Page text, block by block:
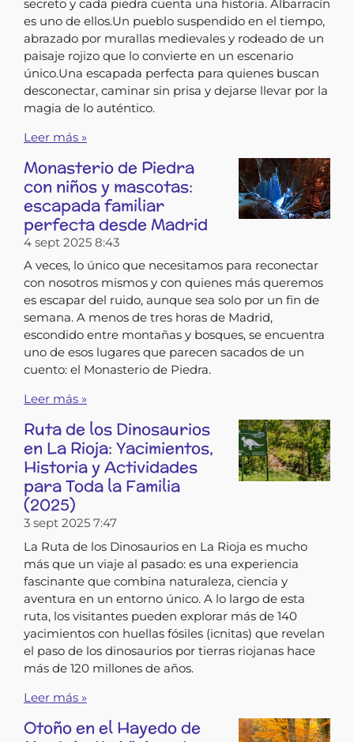
secreto y cada piedra cuenta una historia. Albarracín
es uno de ellos.Un pueblo suspendido en el tiempo,
abrazado por murallas medievales y rodeado de un
paisaje rojizo que lo convierte en un escenario
único.Una escapada perfecta para quienes buscan
desconectar, caminar sin prisa y dejarse llevar por la
magia de lo auténtico.
Leer más »
Monasterio de Piedra
con niños y mascotas:
escapada familiar
perfecta desde Madrid
4 sept 2025 8:43
A veces, lo único que necesitamos para reconectar
con nosotros mismos y con quienes más queremos
es escapar del ruido, aunque sea solo por un fin de
semana. A menos de tres horas de Madrid,
escondido entre montañas y bosques, se encuentra
uno de esos lugares que parecen sacados de un
cuento: el Monasterio de Piedra.
Leer más »
Ruta de los Dinosaurios
en La Rioja: Yacimientos,
Historia y Actividades
para Toda la Familia
(2025)
3 sept 2025 7:47
La Ruta de los Dinosaurios en La Rioja es mucho
más que un viaje al pasado: es una experiencia
fascinante que combina naturaleza, ciencia y
aventura en un entorno único. A lo largo de esta
ruta, los visitantes pueden explorar más de 140
yacimientos con huellas fósiles (icnitas) que revelan
el paso de los dinosaurios por tierras riojanas hace
más de 120 millones de años.
Leer más »
Otoño en el Hayedo de